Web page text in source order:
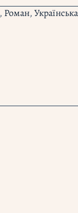
, Роман,